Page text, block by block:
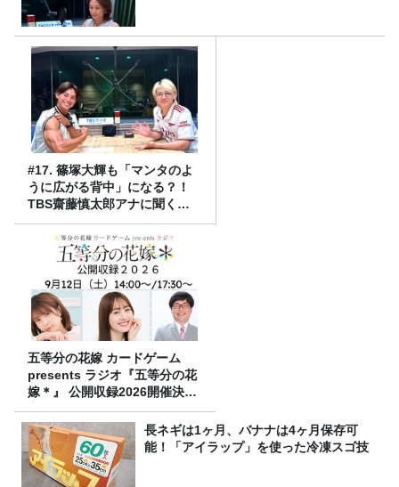
#17. 篠塚大輝も「マンタのよ
うに広がる背中」になる？！
TBS齋藤慎太郎アナに聞くメ
ンズフィジークの魅力！！
五等分の花嫁 カードゲーム
presents ラジオ『五等分の花
嫁＊』 公開収録2026開催決
定！
長ネギは1ヶ月、バナナは4ヶ月保存可
能！「アイラップ」を使った冷凍スゴ技